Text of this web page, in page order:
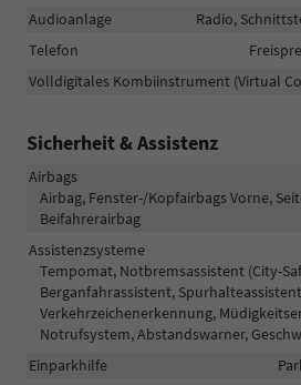
Audioanlage
Radio,
Telefon
Volldigitales Kombiinstrument (Virtual
Sicherheit & Assistenz
Airbags
Airbag, Fenster-/Kopfairbags Vorne,
Beifahrerairbag
Assistenzsysteme
Tempomat, Notbremsassistent (City-
Berganfahrassistent,
Verkehrzeichenerkennung,
Notrufsystem, Abstandswarner,
Einparkhilfe